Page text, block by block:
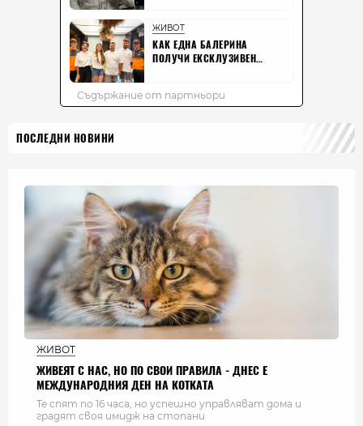
ПОСЛЕДНИ НОВИНИ
ЖИВОТ
ЖИВЕЯТ С НАС, НО ПО СВОИ ПРАВИЛА - ДНЕС Е
МЕЖДУНАРОДНИЯ ДЕН НА КОТКАТА
Те спят по 16 часа, но успешно управляват дома и
градят своя имидж на стопани